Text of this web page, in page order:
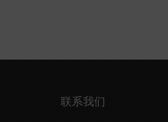
联系我们